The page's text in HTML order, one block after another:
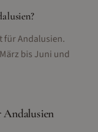
für Andalusien.
bis Juni und
Andalusien